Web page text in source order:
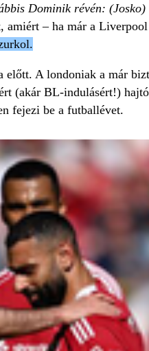
Dominik révén:
– ha már a
A londoniak a már
(akár BL-indulásért!)
fejezi be a futballévet.